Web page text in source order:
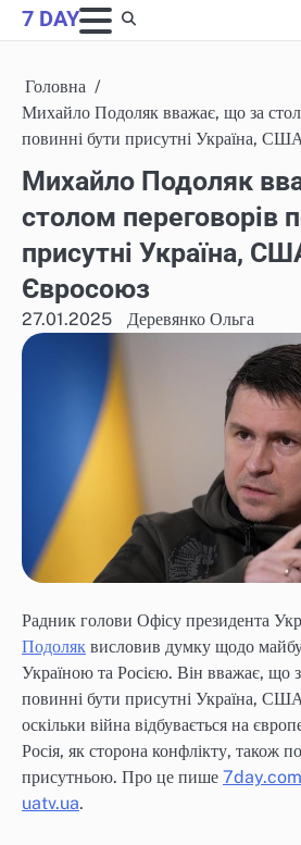
Skip
to
7 DAY
Головна
Михайло Подоляк вважає, що за
повинні бути присутні Україна,
Михайло Подоляк
столом переговорів
присутні Україна,
Євросоюз
27.01.2025 Деревянко Ольга
Радник голови Офісу президента
Подоляк висловив думку щодо
Україною та Росією. Він вважає, що
повинні бути присутні Україна,
оскільки війна відбувається на
Росія, як сторона конфлікту, також
присутньою. Про це пише
uatv.ua.